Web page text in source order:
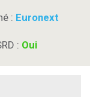
: Euronext
: Oui